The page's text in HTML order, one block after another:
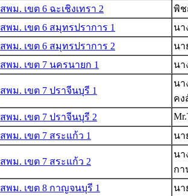
สพม. เขต 6 ฉะเชิงเทรา 2
พิช
สพม. เขต 6 สมุทรปราการ 1
นา
สพม. เขต 6 สมุทรปราการ 2
นา
สพม. เขต 7 นครนายก 1 นา
สพม. เขต 7 ปราจีนบุรี 1
น
คง
สพม. เขต 7 ปราจีนบุรี 2
สพม. เขต 7 สระแก้ว 1 นา
สพม. เขต 7 สระแก้ว 2
นา
กา
สพม. เขต 8 กาญจนบุรี 1
นา